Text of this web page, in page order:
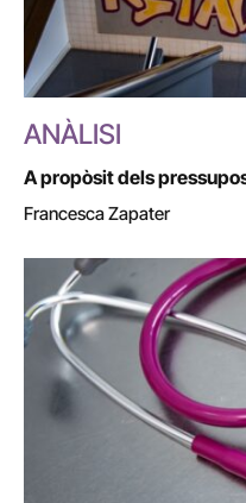
ANÀLISI
A propòsit dels
Francesca Zapater